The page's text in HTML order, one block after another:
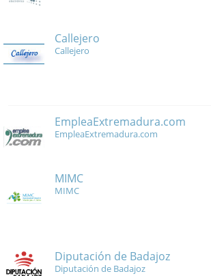
Callejero
Callejero
EmpleaExtremadura.com
EmpleaExtremadura.com
MIMC
MIMC
Diputación de Badajoz
Diputación de Badajoz